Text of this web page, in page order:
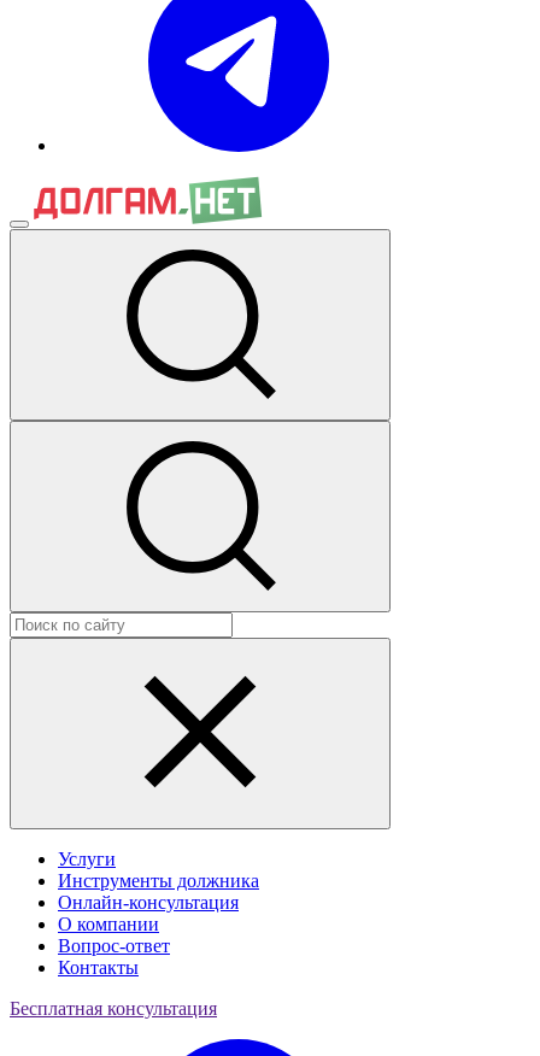
Услуги
Инструменты должника
Онлайн-консультация
О компании
Вопрос-ответ
Контакты
Бесплатная консультация